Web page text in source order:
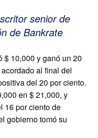
senior de
de Bankrate
$ 10,000 y ganó un 20
al final del
del 20 por ciento.
en $ 21,000, y
16 por ciento de
gobierno tomó su